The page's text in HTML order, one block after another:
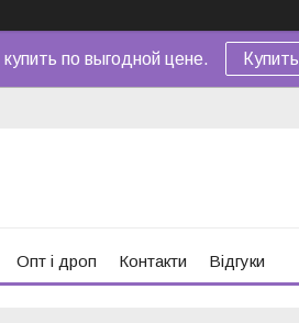
по выгодной цене. Купить
Опт і дроп Контакти Відгуки